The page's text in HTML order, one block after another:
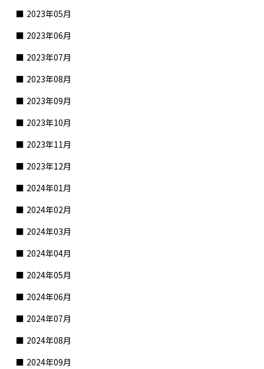
2023年05月
2023年06月
2023年07月
2023年08月
2023年09月
2023年10月
2023年11月
2023年12月
2024年01月
2024年02月
2024年03月
2024年04月
2024年05月
2024年06月
2024年07月
2024年08月
2024年09月